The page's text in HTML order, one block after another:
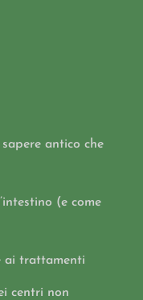
antico che
(e come
ai trattamenti
centri non